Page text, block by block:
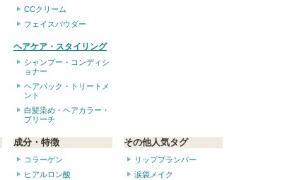
CCクリーム
フェイスパウダー
ヘアケア・スタイリング
シャンプー・コンディシ
ョナー
ヘアパック・トリートメ
ント
白髪染め・ヘアカラー・
ブリーチ
成分・特徴
コラーゲン
ヒアルロン酸
その他人気タグ
リッププランパー
涙袋メイク